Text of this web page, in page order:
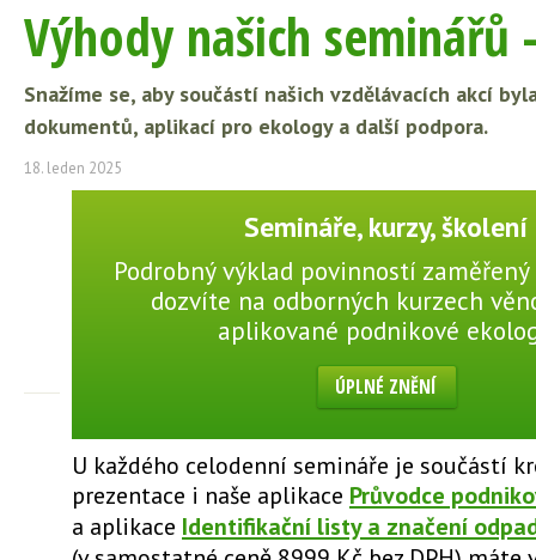
Výhody našich seminářů
Snažíme se, aby součástí našich vzdělávacích akcí
dokumentů, aplikací pro ekology a další podpora.
18. leden 2025
Semináře, kurzy, školení
Podrobný výklad povinností
dozvíte na odborných kurzech
aplikované podnikové
ÚPLNÉ ZNĚNÍ
U každého celodenní semináře je součástí
prezentace i naše aplikace Průvodce
a aplikace Identifikační listy a značení